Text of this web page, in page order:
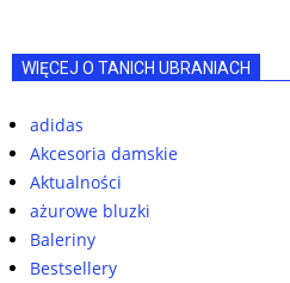
WIĘCEJ O TANICH UBRANIACH
adidas
Akcesoria damskie
Aktualności
ażurowe bluzki
Baleriny
Bestsellery